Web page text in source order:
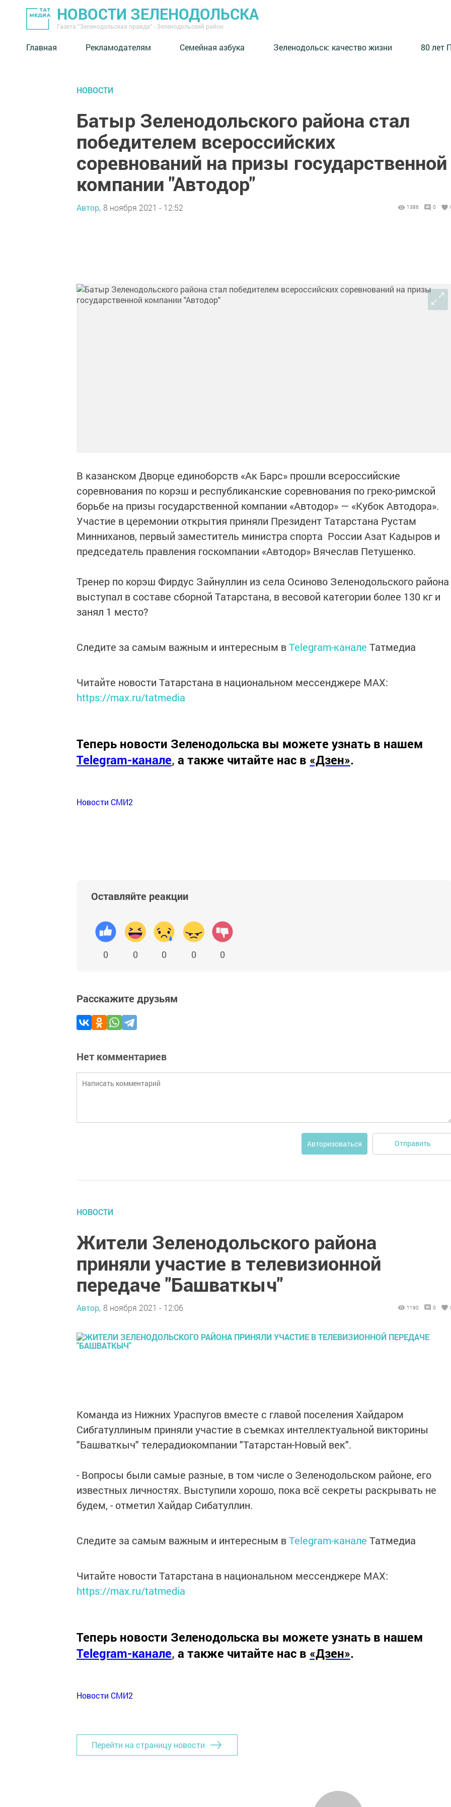
НОВОСТИ ЗЕЛЕНОДОЛЬСКА
Газета "Зеленодольская правда" - Зеленодольский район
Главная Рекламодателям Семейная азбука ⁠Зеленодольск: качество жизни 80 лет
НОВОСТИ
Батыр Зеленодольского района стал
победителем всероссийских
соревнований на призы государственной
компании "Автодор"
Автор, 8 ноября 2021 - 12:52 1386 0
В казанском Дворце единоборств «Ак Барс» прошли всероссийские
соревнования по корэш и республиканские соревнования по греко-римской
борьбе на призы государственной компании «Автодор» — «Кубок Автодора».
Участие в церемонии открытия приняли Президент Татарстана Рустам
Минниханов, первый заместитель министра спорта России Азат Кадыров и
председатель правления госкомпании «Автодор» Вячеслав Петушенко.
Тренер по корэш Фирдус Зайнуллин из села Осиново Зеленодольского района
выступал в составе сборной Татарстана, в весовой категории более 130 кг и
занял 1 место?
Следите за самым важным и интересным вTelegram-канале Татмедиа
Читайте новости Татарстана в национальном мессенджере MАХ:
https://max.ru/tatmedia
Теперь новости Зеленодольска вы можете узнать в нашем
Telegram-канале, а также читайте нас в «Дзен».
Новости СМИ2
Оставляйте реакции
0 0 0 0 0
Расскажите друзьям
Нет комментариев
Авторизоваться Отправить
НОВОСТИ
Жители Зеленодольского района
приняли участие в телевизионной
передаче "Башваткыч"
Автор, 8 ноября 2021 - 12:06 1190 0
Команда из Нижних Ураспугов вместе с главой поселения Хайдаром
Сибгатуллиным приняли участие в съемках интеллектуальной викторины
"Башваткыч" телерадиокомпании "Татарстан-Новый век".
- Вопросы были самые разные, в том числе о Зеленодольском районе, его
известных личностях. Выступили хорошо, пока всё секреты раскрывать не
будем, - отметил Хайдар Сибатуллин.
Следите за самым важным и интересным вTelegram-канале Татмедиа
Читайте новости Татарстана в национальном мессенджере MАХ:
https://max.ru/tatmedia
Теперь новости Зеленодольска вы можете узнать в нашем
Telegram-канале, а также читайте нас в «Дзен».
Новости СМИ2
Перейти на страницу новости